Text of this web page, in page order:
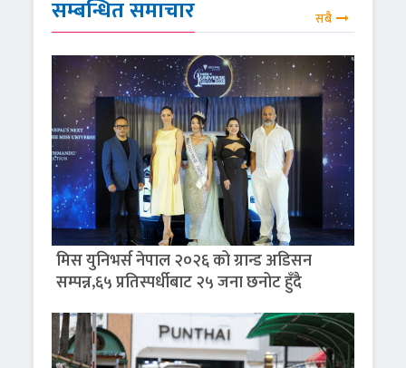
सम्बन्धित समाचार सबै
मिस युनिभर्स नेपाल २०२६ को ग्रान्ड अडिसन
सम्पन्न,६५ प्रतिस्पर्धीबाट २५ जना छनोट हुँदै